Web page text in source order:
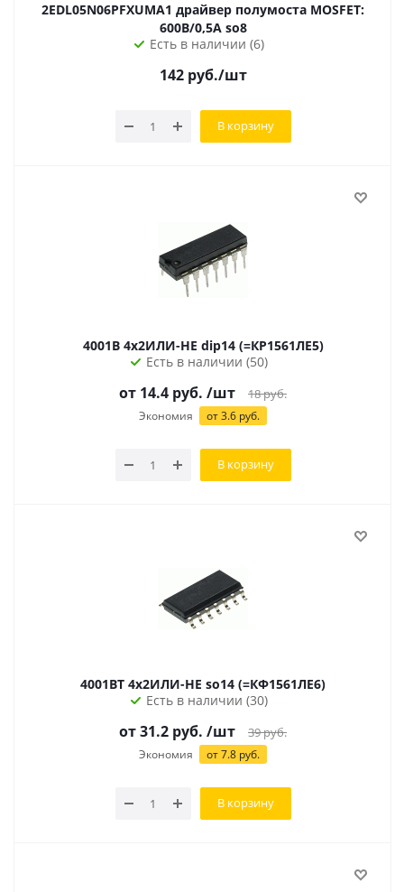
2EDL05N06PFXUMA1 драйвер полумоста MOSFET:
600В/0,5А so8
Есть в наличии (6)
142руб./шт
В корзину
4001B 4х2ИЛИ-НЕ dip14 (=КР1561ЛЕ5)
Есть в наличии (50)
от 14.4 руб. /шт 18руб.
Экономия от 3.6 руб.
В корзину
4001BT 4х2ИЛИ-НЕ so14 (=КФ1561ЛЕ6)
Есть в наличии (30)
от 31.2 руб. /шт 39руб.
Экономия от 7.8 руб.
В корзину